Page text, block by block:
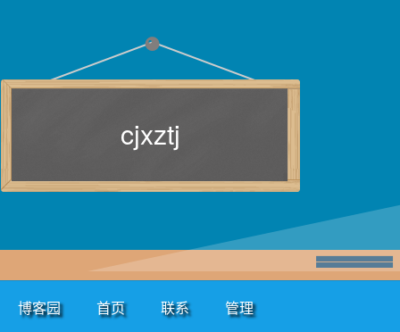
cjxztj
博客园 首页 联系 管理